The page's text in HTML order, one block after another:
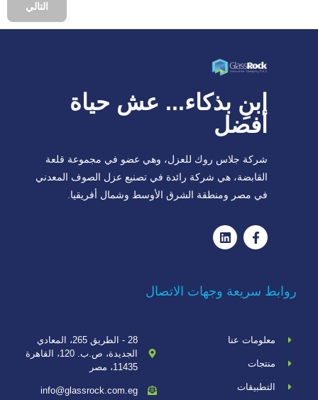
التالي
ابنِ بذكاء... عش حياة
أفضل
شركة جلاس روك للعزل، وهي عضو في مجموعة قلعة
القابضة، هي شركة رائدة في تصنيع عزل الصوف المعدني
في مصر ومنطقة الشرق الأوسط وشمال أفريقيا.
روابط سريعة وجهات الاتصال
معلومات عنا
منتجات
التطبيقات
28 - الطريق 265، المعادي
الجديدة، ص.ب. 120، القاهرة
11435، مصر
info@glassrock.com.eg